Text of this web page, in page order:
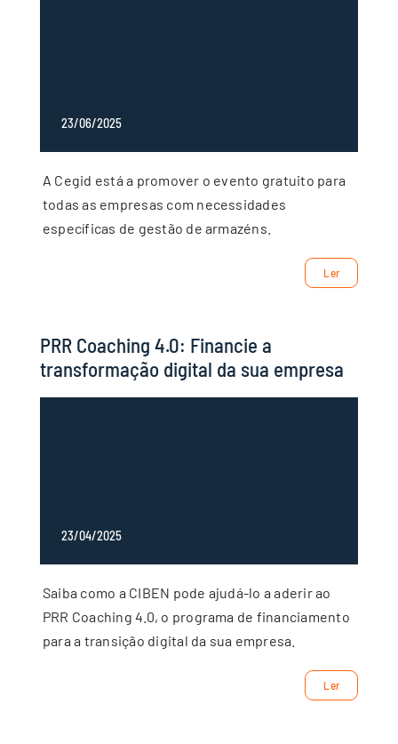
23/06/2025
A Cegid está a promover o evento gratuito para
todas as empresas com necessidades
específicas de gestão de armazéns.
Ler
PRR Coaching 4.0: Financie a
transformação digital da sua empresa
23/04/2025
Saiba como a CIBEN pode ajudá-lo a aderir ao
PRR Coaching 4.0, o programa de financiamento
para a transição digital da sua empresa.
Ler